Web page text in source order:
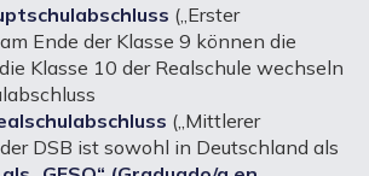
(„Erster
Ende der Klasse 9 können die
Klasse 10 der Realschule wechseln
(„Mittlerer
DSB ist sowohl in Deutschland als